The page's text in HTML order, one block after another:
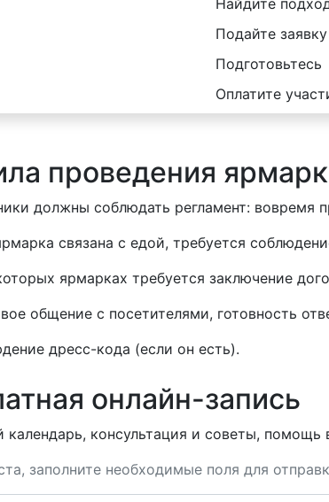
Найдите
Подайте
Подготовьтесь
Оплатите
проведения
должны соблюдать регламент: вовремя
связана с едой, требуется
ярмарках требуется заключение
общение с посетителями, готовность
дресс-кода (если он есть).
онлайн-запись
календарь, консультация и советы, помощь
заполните необходимые поля для